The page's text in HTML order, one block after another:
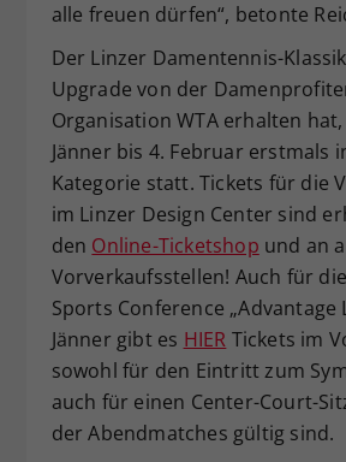
alle freuen dürfen“, betonte
Der Linzer Damentennis-
Upgrade von der
Organisation WTA erhalten
Jänner bis 4. Februar erstmals
Kategorie statt. Tickets für die
im Linzer Design Center sind
den Online-Ticketshop und an
Vorverkaufsstellen! Auch für die
Sports Conference „Advantage
Jänner gibt es HIER Tickets im
sowohl für den Eintritt zum
auch für einen Center-Court-
der Abendmatches gültig sind.